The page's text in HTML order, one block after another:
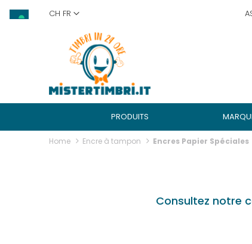
to
CH FR
PRODUITS
Home Encre à tampon Encres Papier Spéciales
Consultez notre